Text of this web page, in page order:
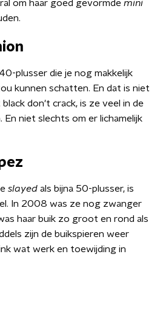
om haar goed gevormde mini
plusser die je nog makkelijk
kunnen schatten. En dat is niet
don't crack, is ze veel in de
niet slechts om er lichamelijk
slayed als bijna 50-plusser, is
In 2008 was ze nog zwanger
haar buik zo groot en rond als
zijn de buikspieren weer
wat werk en toewijding in